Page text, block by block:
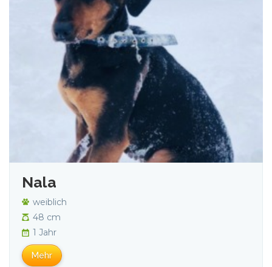
Nala
weiblich
48 cm
1 Jahr
Mehr